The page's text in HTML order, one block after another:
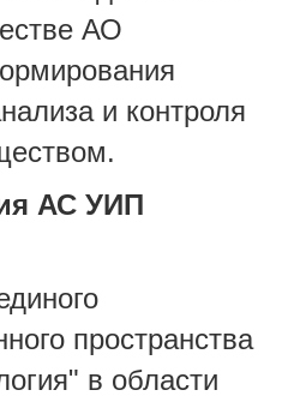
АО
и контроля
АС УИП
пространства
в области